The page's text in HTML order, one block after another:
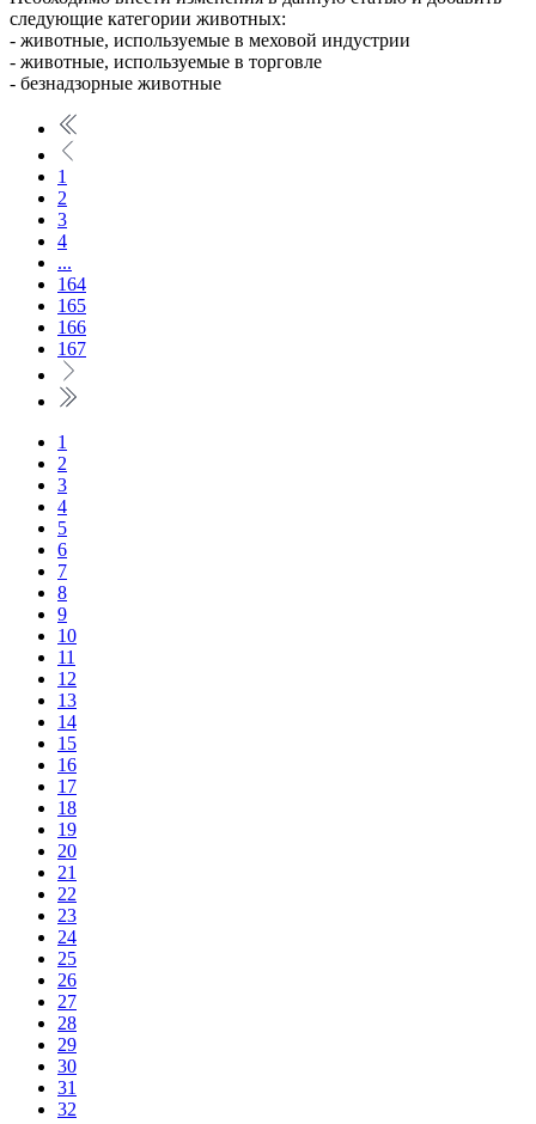
следующие категории животных:
- животные, используемые в меховой индустрии
- животные, используемые в торговле
- безнадзорные животные
1
2
3
4
...
164
165
166
167
1
2
3
4
5
6
7
8
9
10
11
12
13
14
15
16
17
18
19
20
21
22
23
24
25
26
27
28
29
30
31
32